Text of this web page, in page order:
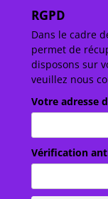
RGPD
Dans le cadre
permet de
disposons sur
veuillez nous
Votre adresse
Vérification